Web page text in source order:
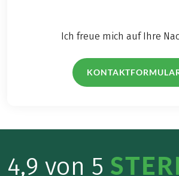
Ich freue mich auf Ihre
4,9 von 5